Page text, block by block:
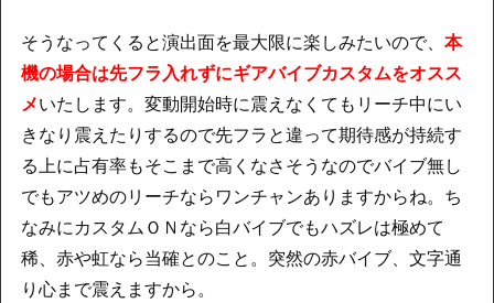
そうなってくると演出面を最大限に楽しみたいので、 本
機の場合は先フラ入れずにギアバイブカスタムをオスス
メいたします。変動開始時に震えなくてもリーチ中にい
きなり震えたりするので先フラと違って期待感が持続す
る上に占有率もそこまで高くなさそうなのでバイブ無し
でもアツめのリーチならワンチャンありますからね。ち
なみにカスタムＯＮなら白バイブでもハズレは極めて
稀、赤や虹なら当確とのこと。突然の赤バイブ、文字通
り心まで震えますから。